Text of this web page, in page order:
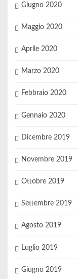
Giugno 2020
Maggio 2020
Aprile 2020
Marzo 2020
Febbraio 2020
Gennaio 2020
Dicembre 2019
Novembre 2019
Ottobre 2019
Settembre 2019
Agosto 2019
Luglio 2019
Giugno 2019